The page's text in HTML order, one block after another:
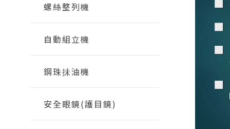
螺絲整列機
自動組立機
鋼珠抺油機
安全眼鏡(護目鏡)